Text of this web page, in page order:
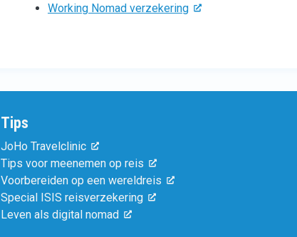
Working Nomad verzekering
Tips
JoHo Travelclinic
Tips voor meenemen op reis
Voorbereiden op een wereldreis
Special ISIS reisverzekering
Leven als digital nomad